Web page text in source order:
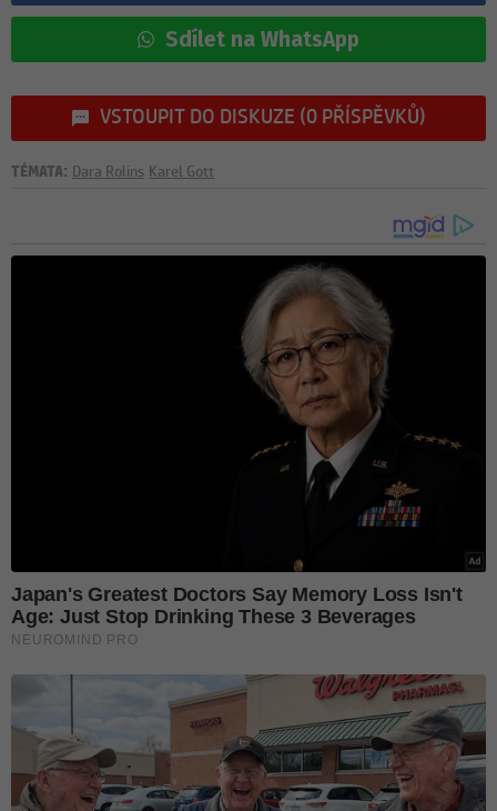
Sdílet na WhatsApp
VSTOUPIT DO DISKUZE (0 PŘÍSPĚVKŮ)
TÉMATA: Dara Rolins Karel Gott